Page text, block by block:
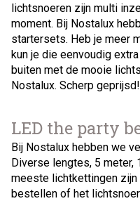
lichtsnoeren zijn multi
moment. Bij Nostalux
startersets. Heb je meer
kun je die eenvoudig
buiten met de mooie
Nostalux. Scherp
LED the party
Bij Nostalux hebben we
Diverse lengtes, 5 meter,
meeste lichtkettingen
bestellen of het